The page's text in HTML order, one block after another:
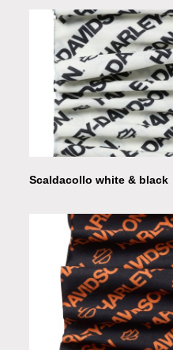
Scaldacollo white & black